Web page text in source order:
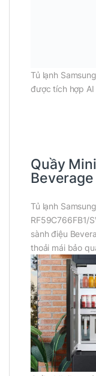
Tủ lạnh
được tích hợp AI
Quầy
Tủ lạnh
RF59C766FB1/
sành điệu
thoải mái bảo